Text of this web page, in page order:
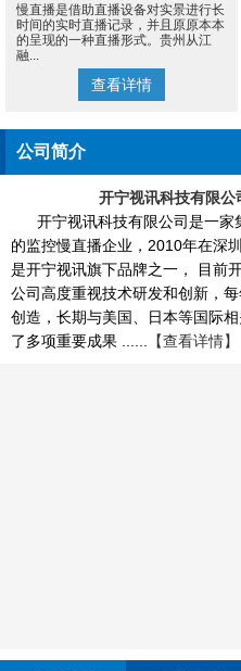
直播设备案例
慢直播是借助直播设备对实景进行长
时间的实时直播记录，并且原原本本
的呈现的一种直播形式。贵州从江
融...
查看详情
公司简介
开宁视讯科技有限公
开宁视讯科技有限公司是一
的监控慢直播企业，2010年在深
是开宁视讯旗下品牌之一， 目前
公司高度重视技术研发和创新，
创造，长期与美国、日本等国际
了多项重要成果 ......
【查看详情】